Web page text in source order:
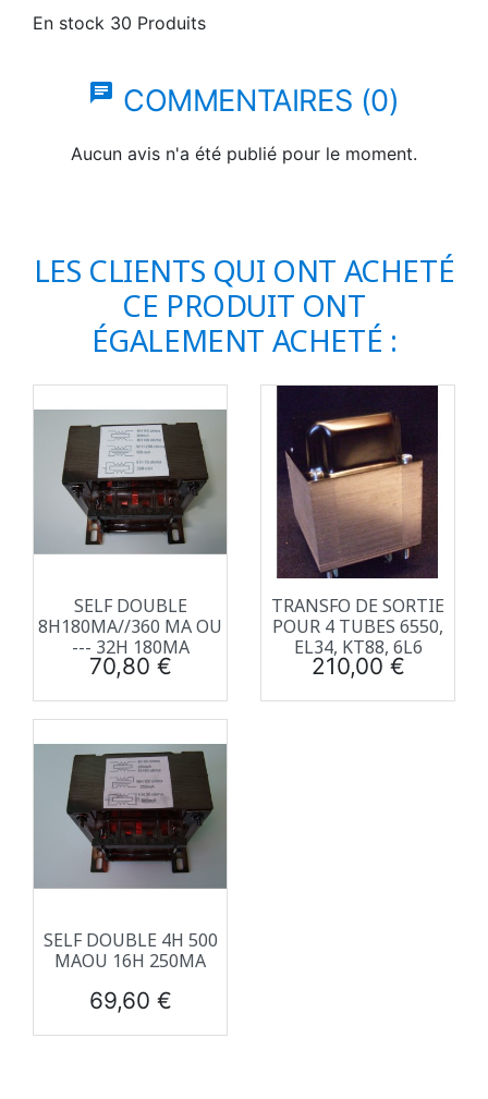
En stock 30 Produits
chat COMMENTAIRES (0)
Aucun avis n'a été publié pour le moment.
LES CLIENTS QUI ONT ACHETÉ
CE PRODUIT ONT
ÉGALEMENT ACHETÉ :
SELF DOUBLE
8H180MA//360 MA OU
--- 32H 180MA
Prix
70,80 €
TRANSFO DE SORTIE
POUR 4 TUBES 6550,
EL34, KT88, 6L6
Prix
210,00 €
SELF DOUBLE 4H 500
MAOU 16H 250MA
Prix
69,60 €